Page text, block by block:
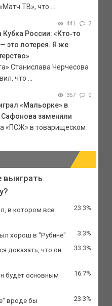
ТВ», что ...
441 2
России: «Кто‑то
это лотерея. Я же
Станислава Черчесова
что ...
357 0
«Мальорке» в
заменили
«ПСЖ» в товарищеском
выиграть
в котором все
23.3%
хорош в "Рубине" 3.3%
доказать, что он
33.3%
будет основным
16.7%
вроде бы
23.3%